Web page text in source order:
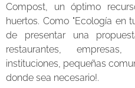
Compost, un óptimo
huertos. Como "Ecología en
de presentar una
restaurantes, empresas,
instituciones, pequeñas
donde sea necesario!.